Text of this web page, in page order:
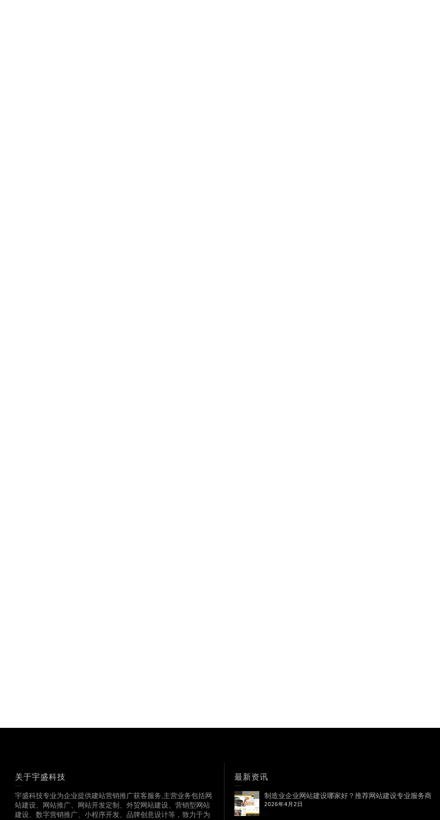
关于宇盛科技
宇盛科技专业为企业提供建站营销推广获客服务,主营业务包括网
站建设、网站推广、网站开发定制、外贸网站建设、营销型网站
建设、数字营销推广、小程序开发、品牌创意设计等，致力于为
最新资讯
制造业企业网站建设哪家好？推荐网站建设专业服务商
2026年4月2日